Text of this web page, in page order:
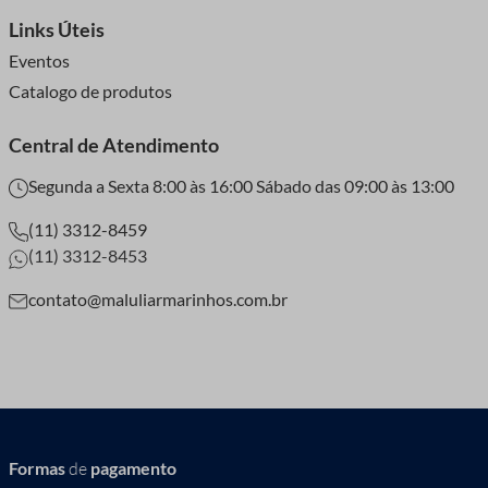
Links Úteis
Eventos
Catalogo de produtos
Central de Atendimento
Segunda a Sexta 8:00 às 16:00 Sábado das 09:00 às 13:00
(11) 3312-8459
(11) 3312-8453
contato@maluliarmarinhos.com.br
Formasde pagamento